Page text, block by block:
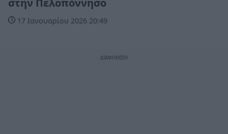
17 Ιανουαρίου 2026 20:49